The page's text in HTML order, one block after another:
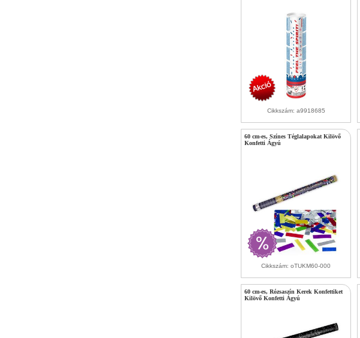
Cikkszám: a9918685
60 cm-es, Színes Téglalapokat Kilövő
Konfetti Ágyú
Cikkszám: oTUKM60-000
60 cm-es, Rózsaszín Kerek Konfettiket
Kilövő Konfetti Ágyú